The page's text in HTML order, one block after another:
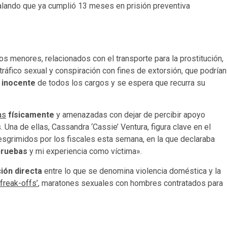
que ya cumplió 13 meses en prisión preventiva
menores, relacionados con el transporte para la prostitución,
sexual y conspiración con fines de extorsión, que podrían
de todos los cargos y se espera que recurra su
físicamente y amenazadas con dejar de percibir apoyo
de ellas, Cassandra ‘Cassie’ Ventura, figura clave en el
por los fiscales esta semana, en la que declaraba
y mi experiencia como víctima».
directa entre lo que se denomina violencia doméstica y la
offs’, maratones sexuales con hombres contratados para